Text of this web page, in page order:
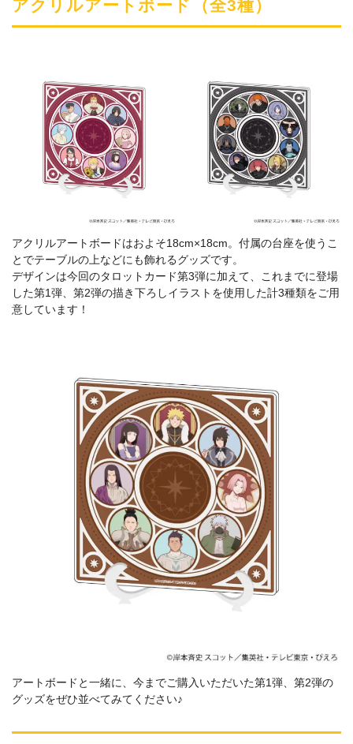
アクリルアートボード（全3種）
アクリルアートボードはおよそ18cm×18cm。付属の台座を使うこ
とでテーブルの上などにも飾れるグッズです。
デザインは今回のタロットカード第3弾に加えて、これまでに登場
した第1弾、第2弾の描き下ろしイラストを使用した計3種類をご用
意しています！
アートボードと一緒に、今までご購入いただいた第1弾、第2弾の
グッズをぜひ並べてみてください♪